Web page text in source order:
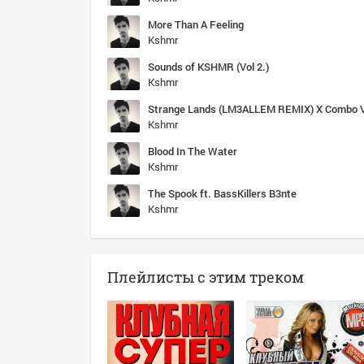
More Than A Feeling
Kshmr
Sounds of KSHMR (Vol 2.)
Kshmr
Strange Lands (LM3ALLEM REMIX) X Combo
Kshmr
Blood In The Water
Kshmr
The Spook ft. BassKillers B3nte
Kshmr
Плейлисты с этим треком